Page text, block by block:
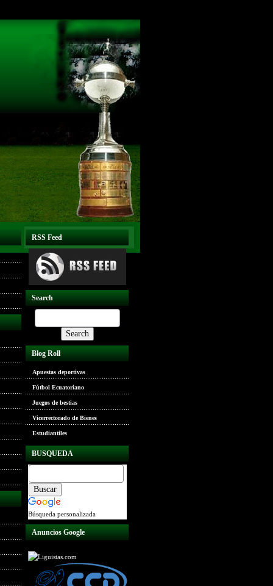
RSS Feed
Search
Blog Roll
Apuestas deportivas
Fútbol Ecuatoriano
Juegos de bestias
Vicerrectorado de Bienes
Estudiantiles
BUSQUEDA
Búsqueda personalizada
Anuncios Google